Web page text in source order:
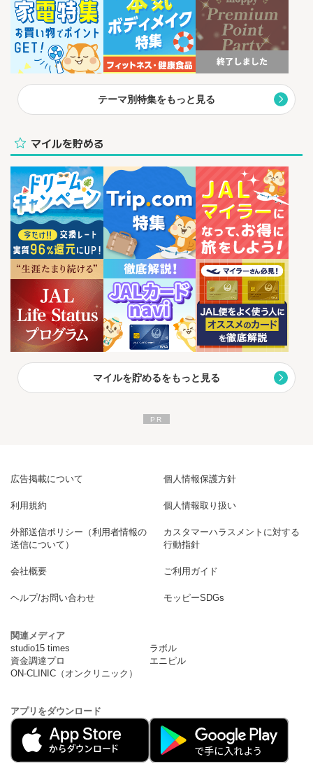
テーマ別特集をもっと見る
マイルを貯める
マイルを貯めるをもっと見る
広告掲載について 個人情報保護方針
利用規約 個人情報取り扱い
外部送信ポリシー（利用者情報の
送信について）
カスタマーハラスメントに対する
行動指針
会社概要 ご利用ガイド
ヘルプ/お問い合わせ モッピーSDGs
関連メディア
studio15 times
ラボル
資金調達プロ
エニピル
ON-CLINIC（オンクリニック）
アプリをダウンロード